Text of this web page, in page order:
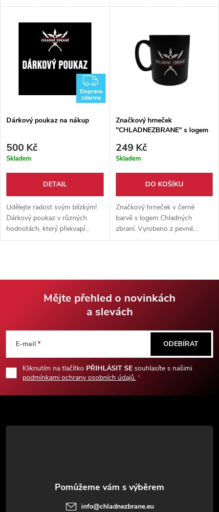
magnetickým chytačem zátek.
a ideální na drobnosti pro
ZDARMA
Doprava
zdarma
Dárkový poukaz na nákup
500 Kč
Skladem
DETAIL
Udělejte radost svým blízkým!
Dárkový poukaz v různých
hodnotách, který překvapí
každého milovníka chladných
Značkový hrneček
"CHLADNEZBRANE" s logem
249 Kč
Skladem
DO KOŠÍKU
Značkový hrneček v černé
barvě s logem Chladných
zbraní. Vyrobeno z pevné
keramiky. Vhodné do
p
a
Mějte přehled o novinkách
a slevách
E-mail
Kliknutím na tlačítko PŘIHLÁSIT SE souhlasíte s našimi
podmínkami ochrany osobních údajů.
ODEBÍRAT
info@chladnezbrane.eu